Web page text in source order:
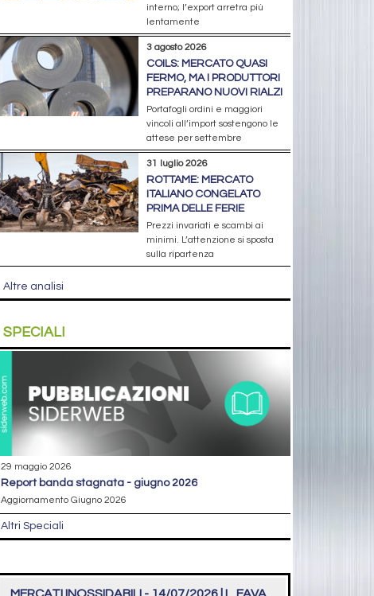
interno; l’export arretra più
lentamente
3 agosto 2026
COILS: MERCATO QUASI
FERMO, MA I PRODUTTORI
PREPARANO NUOVI RIALZI
Portafogli ordini e maggiori
vincoli all’import sostengono le
attese per settembre
31 luglio 2026
ROTTAME: MERCATO
ITALIANO CONGELATO
PRIMA DELLE FERIE
Prezzi invariati e scambi ai
minimi. L’attenzione si sposta
sulla ripartenza
Altre analisi
SPECIALI
29 maggio 2026
report banda stagnata - giugno 2026
Aggiornamento Giugno 2026
Altri Speciali